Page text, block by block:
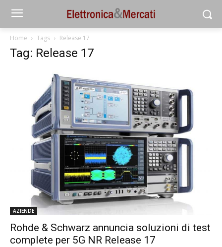
Home Tags Release 17
Tag: Release 17
AZIENDE
Rohde & Schwarz annuncia soluzioni di test
complete per 5G NR Release 17